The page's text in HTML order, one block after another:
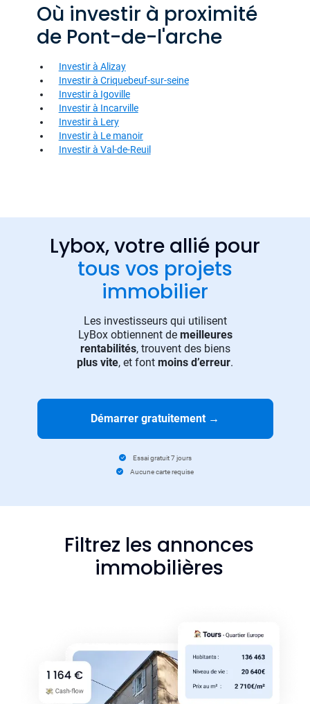
Où investir à proximité
de Pont-de-l'arche
Investir à Alizay
Investir à Criquebeuf-sur-seine
Investir à Igoville
Investir à Incarville
Investir à Lery
Investir à Le manoir
Investir à Val-de-Reuil
Lybox, votre allié pour
tous vos projets
immobilier
Les investisseurs qui utilisent
LyBox obtiennent de meilleures
rentabilités, trouvent des biens
plus vite, et font moins d’erreur.
Démarrer gratuitement →
Essai gratuit 7 jours
Aucune carte requise
Filtrez les annonces
immobilières